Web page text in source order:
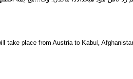
take place from Austria to Kabul,